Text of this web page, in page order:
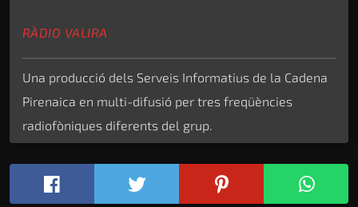
RÀDIO VALIRA
Una producció dels Serveis Informatius de la Cadena
Pirenaica en multi-difusió per tres freqüències
radiofòniques diferents del grup.